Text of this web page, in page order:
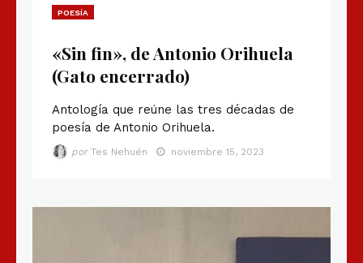
POESÍA
«Sin fin», de Antonio Orihuela
(Gato encerrado)
Antología que reúne las tres décadas de
poesía de Antonio Orihuela.
por Tes Nehuén noviembre 15, 2023